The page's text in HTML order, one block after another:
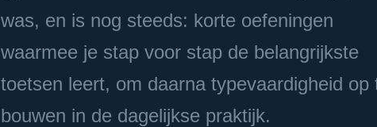
was, en is nog steeds: korte oefeningen
waarmee je stap voor stap de belangrijkste
toetsen leert, om daarna typevaardigheid op
bouwen in de dagelijkse praktijk.